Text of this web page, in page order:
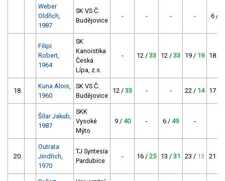
Weber
Oldřich,
1987
SK VS Č.
Budějovice
- - - - 6 /
Filipi
Robert,
1964
SK
Kanoistika
Česká
Lípa, z.s.
- 12 / 33 12 / 33 19 / 19 18 /
18.
Kuna Alois,
1960
SK VS Č.
Budějovice
12 / 33 - - 22 / 14 17 /
Šilar Jakub,
1987
SKK
Vysoké
Mýto
9 / 40 - 6 / 49 -
20.
Outrata
Jindřich,
1970
TJ Syntesia
Pardubice
- 16 / 25 13 / 31 23 / 13 21 /